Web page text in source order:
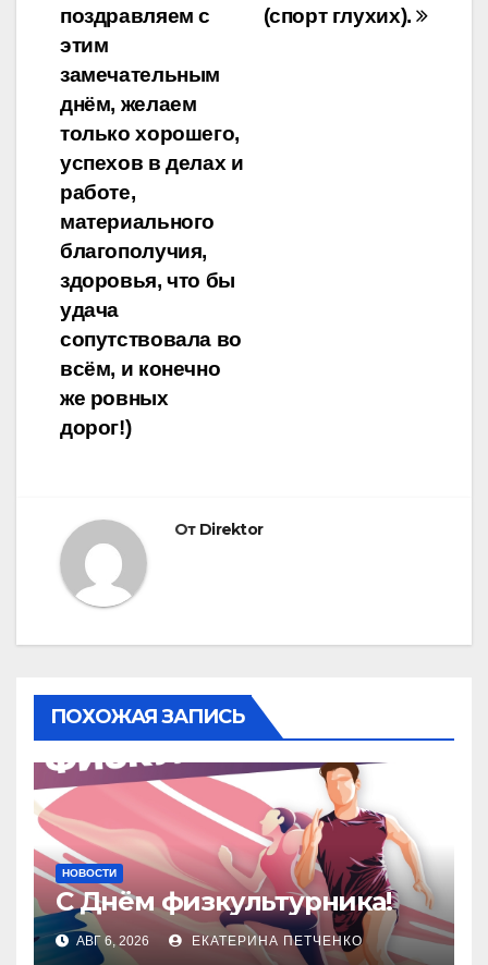
(спорт глухих).
поздравляем с
этим
замечательным
днём, желаем
только хорошего,
успехов в делах и
работе,
материального
благополучия,
здоровья, что бы
удача
сопутствовала во
всём, и конечно
же ровных
дорог!)
От Direktor
ПОХОЖАЯ ЗАПИСЬ
НОВОСТИ
С Днём физкультурника!
АВГ 6, 2026 ЕКАТЕРИНА ПЕТЧЕНКО